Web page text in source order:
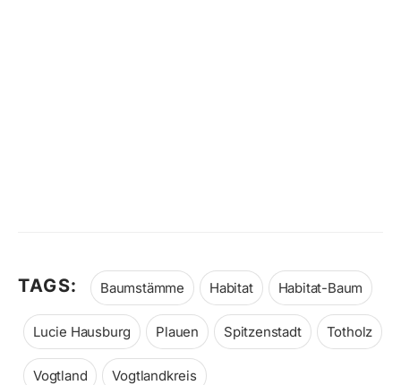
TAGS: Baumstämme Habitat Habitat-Baum
Lucie Hausburg Plauen Spitzenstadt Totholz
Vogtland Vogtlandkreis